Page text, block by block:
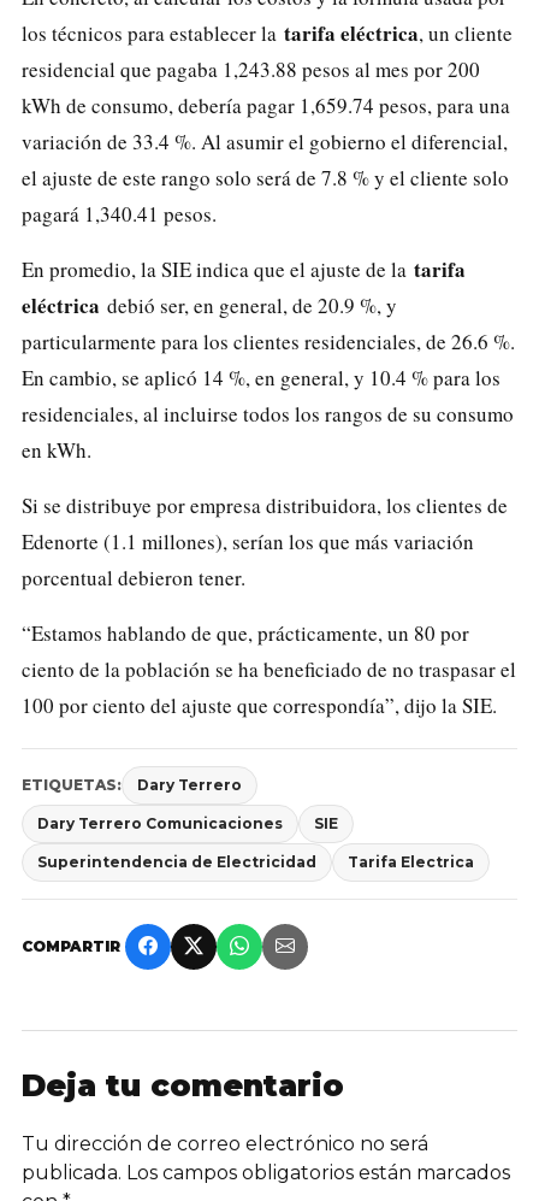
los técnicos para establecer la tarifa eléctrica, un cliente
residencial que pagaba 1,243.88 pesos al mes por 200
kWh de consumo, debería pagar 1,659.74 pesos, para una
variación de 33.4 %. Al asumir el gobierno el diferencial,
el ajuste de este rango solo será de 7.8 % y el cliente solo
pagará 1,340.41 pesos.
En promedio, la SIE indica que el ajuste de la tarifa
eléctrica debió ser, en general, de 20.9 %, y
particularmente para los clientes residenciales, de 26.6 %.
En cambio, se aplicó 14 %, en general, y 10.4 % para los
residenciales, al incluirse todos los rangos de su consumo
en kWh.
Si se distribuye por empresa distribuidora, los clientes de
Edenorte (1.1 millones), serían los que más variación
porcentual debieron tener.
“Estamos hablando de que, prácticamente, un 80 por
ciento de la población se ha beneficiado de no traspasar el
100 por ciento del ajuste que correspondía”, dijo la SIE.
ETIQUETAS: Dary Terrero
Dary Terrero Comunicaciones SIE
Superintendencia de Electricidad Tarifa Electrica
COMPARTIR
Deja tu comentario
Tu dirección de correo electrónico no será
publicada. Los campos obligatorios están marcados